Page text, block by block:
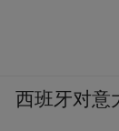
西班牙对意